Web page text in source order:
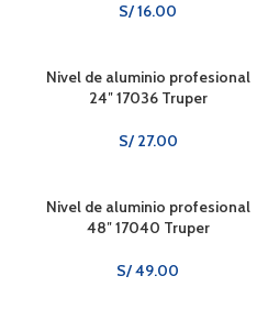
S/16.00
Nivel de aluminio profesional
24″ 17036 Truper
S/27.00
Nivel de aluminio profesional
48″ 17040 Truper
S/49.00